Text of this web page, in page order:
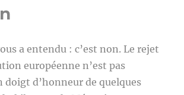
a entendu : c’est non. Le rejet
européenne n’est pas
doigt d’honneur de quelques